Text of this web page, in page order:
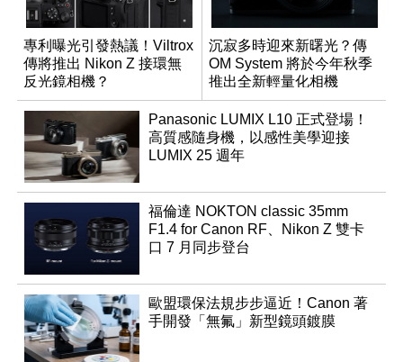
專利曝光引發熱議！Viltrox
傳將推出 Nikon Z 接環無
反光鏡相機？
沉寂多時迎來新曙光？傳
OM System 將於今年秋季
推出全新輕量化相機
Panasonic LUMIX L10 正式登場！
高質感隨身機，以感性美學迎接
LUMIX 25 週年
福倫達 NOKTON classic 35mm
F1.4 for Canon RF、Nikon Z 雙卡
口 7 月同步登台
歐盟環保法規步步逼近！Canon 著
手開發「無氟」新型鏡頭鍍膜